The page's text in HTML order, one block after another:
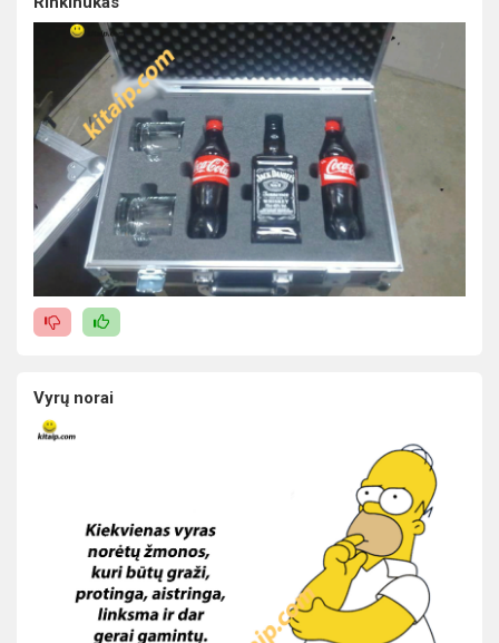
Vyrų norai